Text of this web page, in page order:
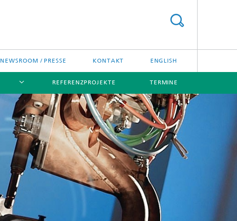
NEWSROOM / PRESSE KONTAKT ENGLISH
REFERENZPROJEKTE TERMINE